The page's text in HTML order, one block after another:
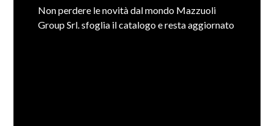
Non perdere le novità dal mondo Mazzuoli
Group Srl. sfoglia il catalogo e resta aggiornato